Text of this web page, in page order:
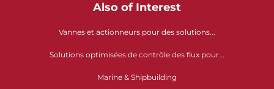
Also of Interest
Vannes et actionneurs pour des solutions...
Solutions optimisées de contrôle des flux pour...
Marine & Shipbuilding